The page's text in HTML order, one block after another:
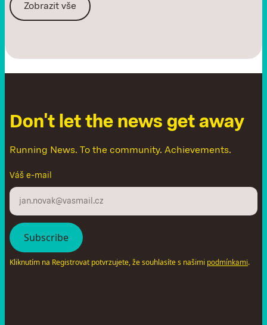
Zobrazit vše
Don't let the news get away
Running News. To the community. Achievements.
Váš e-mail
Kliknutím na Registrovat potvrzujete, že souhlasíte s našimi podmínkami.